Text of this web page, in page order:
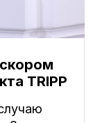
TRIPP